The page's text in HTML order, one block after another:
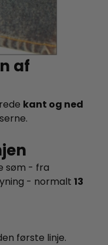
af
kant og ned
søm - fra
- normalt 13
første linje.